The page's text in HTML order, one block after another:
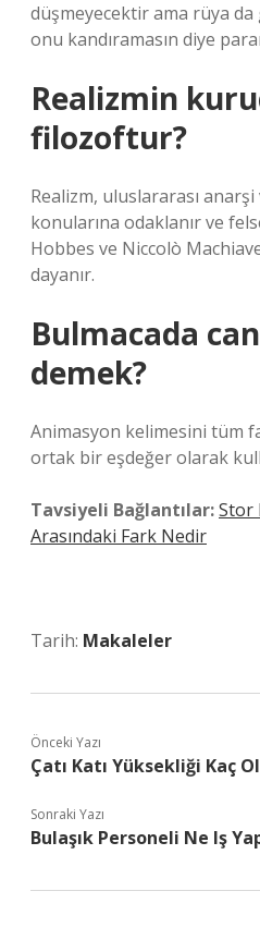
düşmeyecektir ama rüya
onu kandıramasın diye
Realizmin
filozoftur?
Realizm, uluslararası
konularına odaklanır ve
Hobbes ve Niccolò
dayanır.
Bulmacada
demek?
Animasyon kelimesini tüm
ortak bir eşdeğer olarak
Tavsiyeli Bağlantılar:Stor
Arasındaki Fark Nedir
Tarih: Makaleler
Önceki Yazı
Çatı Katı Yüksekliği Kaç
Sonraki Yazı
Bulaşık Personeli Ne Iş